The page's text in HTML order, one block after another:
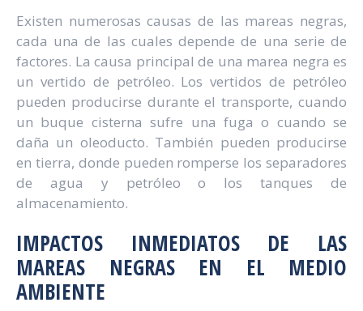
Existen numerosas causas de las mareas negras,
cada una de las cuales depende de una serie de
factores. La causa principal de una marea negra es
un vertido de petróleo. Los vertidos de petróleo
pueden producirse durante el transporte, cuando
un buque cisterna sufre una fuga o cuando se
daña un oleoducto. También pueden producirse
en tierra, donde pueden romperse los separadores
de agua y petróleo o los tanques de
almacenamiento.
IMPACTOS INMEDIATOS DE LAS
MAREAS NEGRAS EN EL MEDIO
AMBIENTE